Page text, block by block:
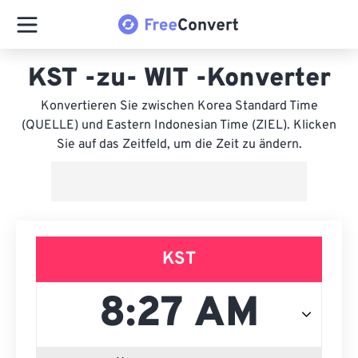
KST -zu- WIT -Konverter
Konvertieren Sie zwischen Korea Standard Time
(QUELLE) und Eastern Indonesian Time (ZIEL). Klicken
Sie auf das Zeitfeld, um die Zeit zu ändern.
KST